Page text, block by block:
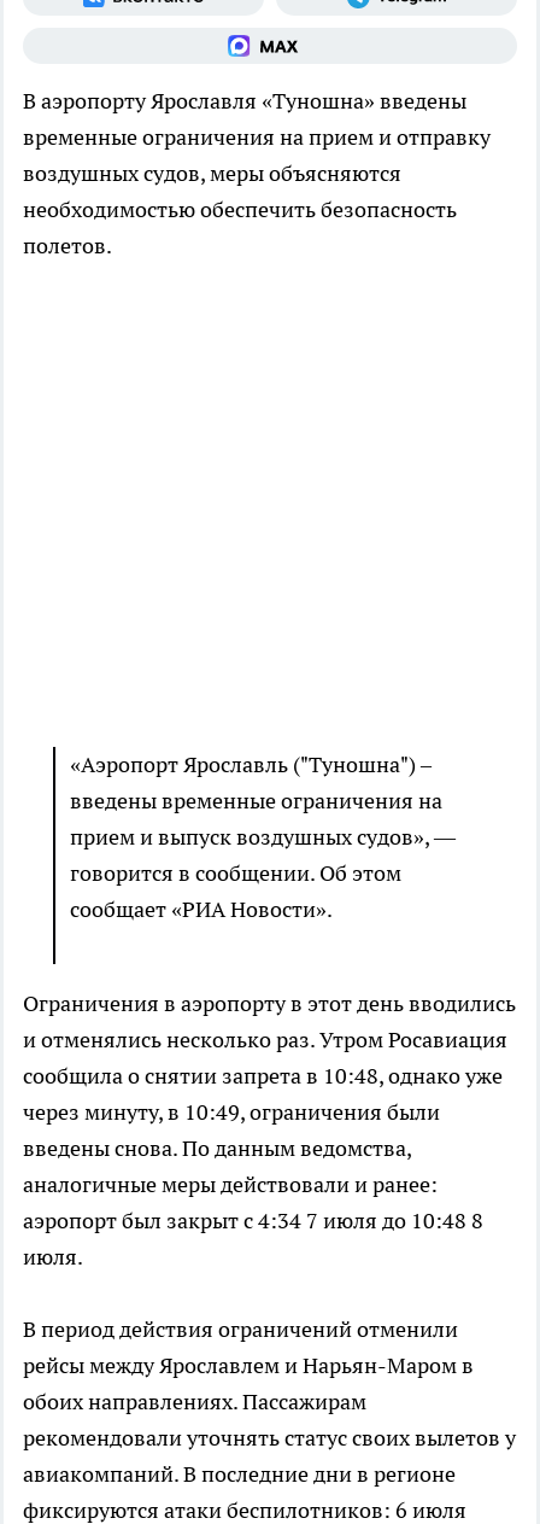
В аэропорту Ярославля «Туношна» введены
временные ограничения на прием и отправку
воздушных судов, меры объясняются
необходимостью обеспечить безопасность
полетов.
«Аэропорт Ярославль ("Туношна") –
введены временные ограничения на
прием и выпуск воздушных судов», —
говорится в сообщении. Об этом
сообщает «РИА Новости».
Ограничения в аэропорту в этот день вводились
и отменялись несколько раз. Утром Росавиация
сообщила о снятии запрета в 10:48, однако уже
через минуту, в 10:49, ограничения были
введены снова. По данным ведомства,
аналогичные меры действовали и ранее:
аэропорт был закрыт с 4:34 7 июля до 10:48 8
июля.
В период действия ограничений отменили
рейсы между Ярославлем и Нарьян-Маром в
обоих направлениях. Пассажирам
рекомендовали уточнять статус своих вылетов у
авиакомпаний. В последние дни в регионе
фиксируются атаки беспилотников: 6 июля